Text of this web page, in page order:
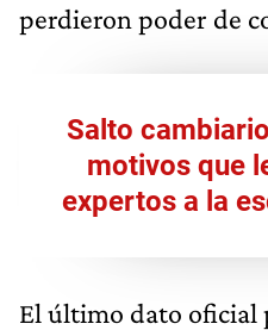
perdieron poder de
Salto
motivos que
expertos a la
El último dato oficial